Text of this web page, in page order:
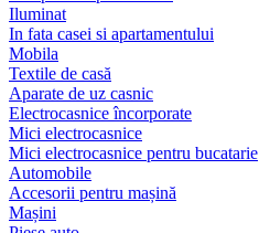
Iluminat
In fata casei si apartamentului
Mobila
Textile de casă
Aparate de uz casnic
Electrocasnice încorporate
Mici electrocasnice
Mici electrocasnice pentru bucatarie
Automobile
Accesorii pentru mașină
Mașini